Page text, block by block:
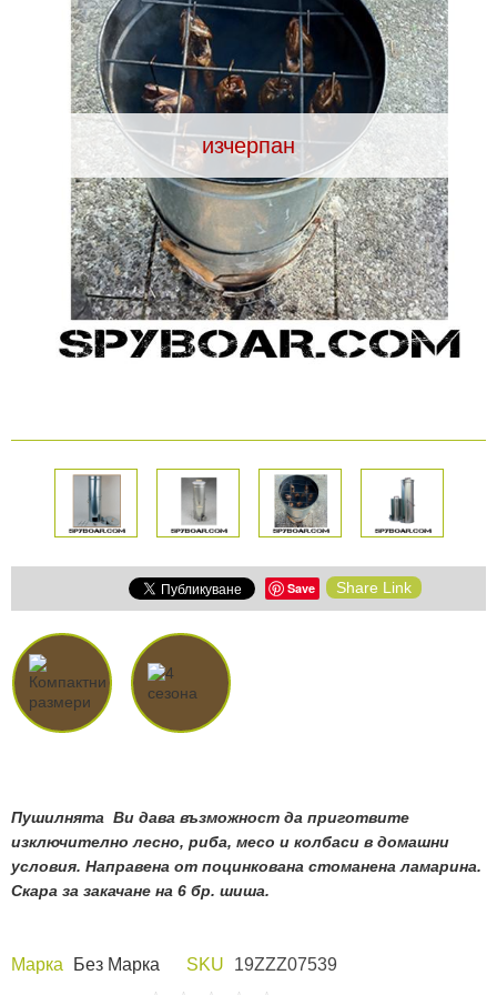
Видеорегистратори
За подаръци
Архивни продукти
Пушилнята Ви дава възможност да приготвите
изключително лесно, риба, месо и колбаси в домашни
условия. Направена от поцинкована стоманена ламарина.
Скара за закачане на 6 бр. шиша.
изчерпан
Save Share Link
Марка Без Марка SKU 19ZZZ07539